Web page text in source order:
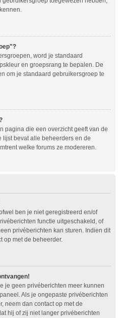
word je standaard
en groepsrang te bepalen. De
om je standaard gebruikersgroep te
pagina die een overzicht geeft van de
lijst bevat alle beheerders en de
welke forums ze modereren.
ben je niet geregistreerd en/of
functie uitgeschakeld, of
privéberichten kan sturen. Indien dit
op met de beheerder.
je geen privéberichten meer kunnen
Als je ongepaste privéberichten
neem dan contact op met de
hij of zij niet langer privéberichten